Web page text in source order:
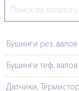
Бушинги рез. валов
Бушинги теф.
Датчики,